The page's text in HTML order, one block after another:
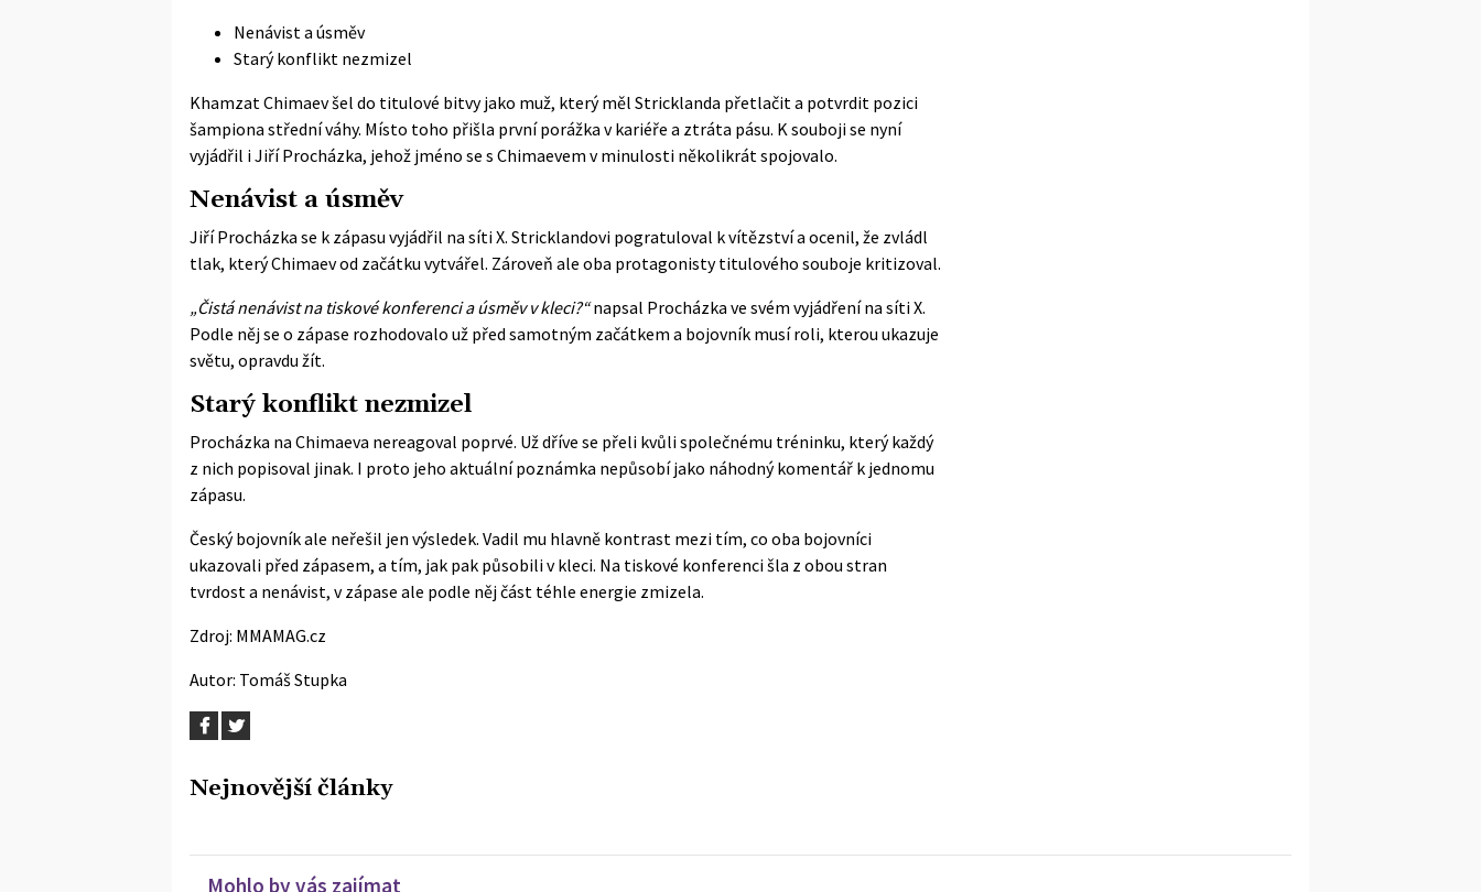
Nenávist a úsměv
Starý konflikt nezmizel
Khamzat Chimaev šel do titulové bitvy jako muž, který měl Stricklanda přetlačit a potvrdit pozici
šampiona střední váhy. Místo toho přišla první porážka v kariéře a ztráta pásu. K souboji se nyní
vyjádřil i Jiří Procházka, jehož jméno se s Chimaevem v minulosti několikrát spojovalo.
Nenávist a úsměv
Jiří Procházka se k zápasu vyjádřil na síti X. Stricklandovi pogratuloval k vítězství a ocenil, že zvládl
tlak, který Chimaev od začátku vytvářel. Zároveň ale oba protagonisty titulového souboje kritizoval.
„Čistá nenávist na tiskové konferenci a úsměv v kleci?“napsal Procházka ve svém vyjádření na síti X.
Podle něj se o zápase rozhodovalo už před samotným začátkem a bojovník musí roli, kterou ukazuje
světu, opravdu žít.
Starý konflikt nezmizel
Procházka na Chimaeva nereagoval poprvé. Už dříve se přeli kvůli společnému tréninku, který každý
z nich popisoval jinak. I proto jeho aktuální poznámka nepůsobí jako náhodný komentář k jednomu
zápasu.
Český bojovník ale neřešil jen výsledek. Vadil mu hlavně kontrast mezi tím, co oba bojovníci
ukazovali před zápasem, a tím, jak pak působili v kleci. Na tiskové konferenci šla z obou stran
tvrdost a nenávist, v zápase ale podle něj část téhle energie zmizela.
Zdroj: MMAMAG.cz
Autor: Tomáš Stupka
Nejnovější články
Mohlo by vás zajímat